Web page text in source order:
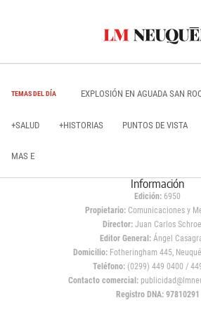
TEMAS DEL DÍA EXPLOSIÓN EN AGUADA SAN
+SALUD +HISTORIAS PUNTOS DE VISTA
MAS E
Información
Edición: 6950
Propietario:Comunicaciones y
Director: Juan Carlos
Editor General:Ángel
Domicilio:Fotheringham 445,
Teléfono: (0299) 449 0400 /
Contacto comercial:
Registro DNA: 97810291